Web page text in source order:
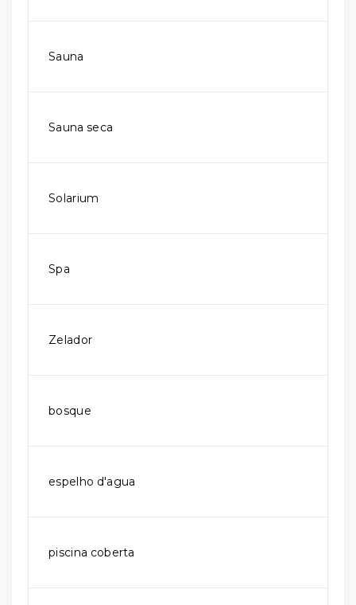
Sauna
Sauna seca
Solarium
Spa
Zelador
bosque
espelho d'agua
piscina coberta